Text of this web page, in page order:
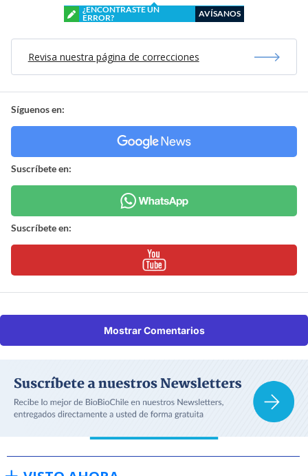
¿ENCONTRASTE UN
ERROR?
AVÍSANOS
Revisa nuestra página de correcciones
Síguenos en:
Suscríbete en:
Suscríbete en:
Mostrar Comentarios